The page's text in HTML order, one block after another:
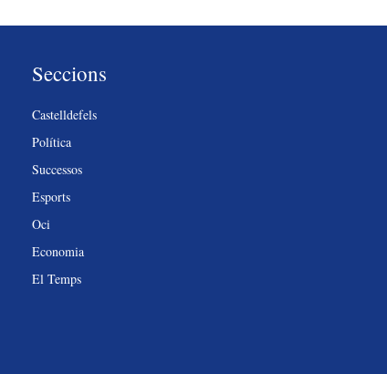
Seccions
Castelldefels
Política
Successos
Esports
Oci
Economia
El Temps